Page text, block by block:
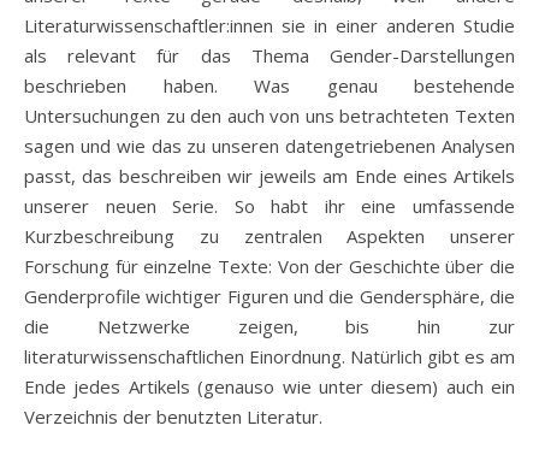
Literaturwissenschaftler:innen sie in einer anderen Studie
als relevant für das Thema Gender-Darstellungen
beschrieben haben. Was genau bestehende
Untersuchungen zu den auch von uns betrachteten Texten
sagen und wie das zu unseren datengetriebenen Analysen
passt, das beschreiben wir jeweils am Ende eines Artikels
unserer neuen Serie. So habt ihr eine umfassende
Kurzbeschreibung zu zentralen Aspekten unserer
Forschung für einzelne Texte: Von der Geschichte über die
Genderprofile wichtiger Figuren und die Gendersphäre, die
die Netzwerke zeigen, bis hin zur
literaturwissenschaftlichen Einordnung. Natürlich gibt es am
Ende jedes Artikels (genauso wie unter diesem) auch ein
Verzeichnis der benutzten Literatur.